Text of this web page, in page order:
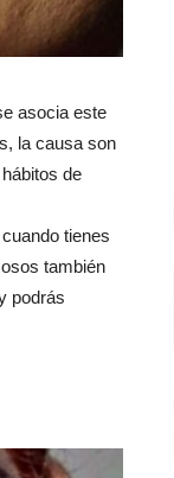
asocia este
la causa son
de
tienes
también
podrás